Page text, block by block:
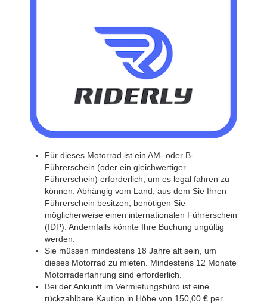
Für dieses Motorrad ist ein AM- oder B-
Führerschein (oder ein gleichwertiger
Führerschein) erforderlich, um es legal fahren zu
können. Abhängig vom Land, aus dem Sie Ihren
Führerschein besitzen, benötigen Sie
möglicherweise einen internationalen Führerschein
(IDP). Andernfalls könnte Ihre Buchung ungültig
werden.
Sie müssen mindestens 18 Jahre alt sein, um
dieses Motorrad zu mieten. Mindestens 12 Monate
Motorraderfahrung sind erforderlich.
Bei der Ankunft im Vermietungsbüro ist eine
rückzahlbare Kaution in Höhe von 150,00 € per